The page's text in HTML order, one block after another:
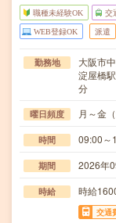
職種未経験OK 交
WEB登録OK 派遣
勤務地
大阪市
淀屋橋
分
曜日頻度 月～金
時間 09:00～
期間 2026年
時給 時給
交通